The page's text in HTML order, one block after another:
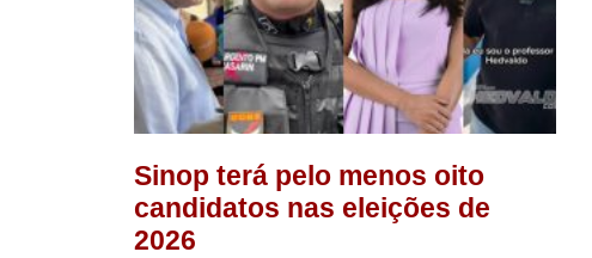
Sinop terá pelo menos oito
candidatos nas eleições de
2026